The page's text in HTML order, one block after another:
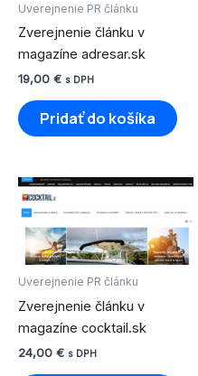
Uverejnenie PR článku
Zverejnenie článku v
magazíne adresar.sk
19,00 € s DPH
Pridať do košíka
Uverejnenie PR článku
Zverejnenie článku v
magazíne cocktail.sk
24,00 € s DPH